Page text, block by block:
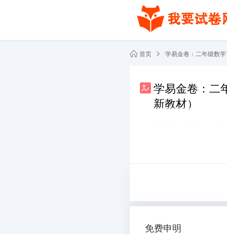
首页 学易金卷：二年级数
学易金卷：二
新教材）
免费申明